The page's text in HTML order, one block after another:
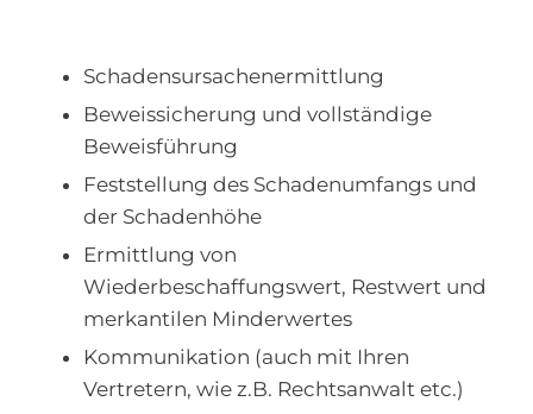
Schadensursachenermittlung
Beweissicherung und vollständige
Beweisführung
Feststellung des Schadenumfangs und
der Schadenhöhe
Ermittlung von
Wiederbeschaffungswert, Restwert und
merkantilen Minderwertes
Kommunikation (auch mit Ihren
Vertretern, wie z.B. Rechtsanwalt etc.)